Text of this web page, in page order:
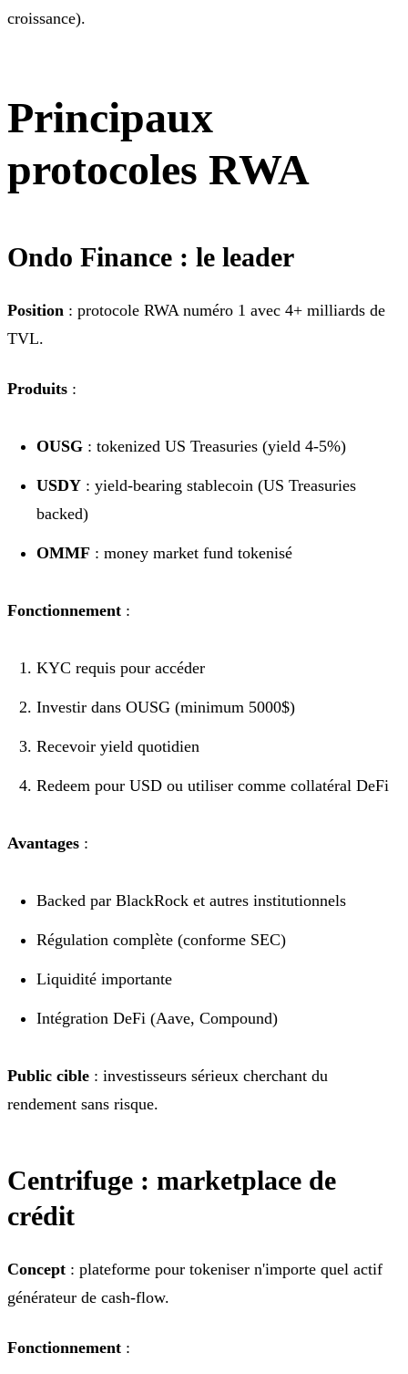
croissance).
Principaux
protocoles RWA
Ondo Finance : le leader
Position : protocole RWA numéro 1 avec 4+ milliards de
TVL.
Produits :
OUSG : tokenized US Treasuries (yield 4-5%)
USDY : yield-bearing stablecoin (US Treasuries
backed)
OMMF : money market fund tokenisé
Fonctionnement :
KYC requis pour accéder
Investir dans OUSG (minimum 5000$)
Recevoir yield quotidien
Redeem pour USD ou utiliser comme collatéral DeFi
Avantages :
Backed par BlackRock et autres institutionnels
Régulation complète (conforme SEC)
Liquidité importante
Intégration DeFi (Aave, Compound)
Public cible : investisseurs sérieux cherchant du
rendement sans risque.
Centrifuge : marketplace de
crédit
Concept : plateforme pour tokeniser n'importe quel actif
générateur de cash-flow.
Fonctionnement :